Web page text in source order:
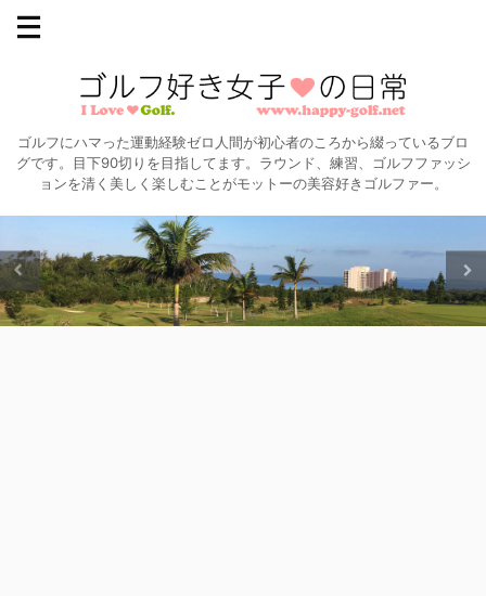
ゴルフにハマった運動経験ゼロ人間が初心者のころから綴っているブロ
グです。目下90切りを目指してます。ラウンド、練習、ゴルフファッシ
ョンを清く美しく楽しむことがモットーの美容好きゴルファー。